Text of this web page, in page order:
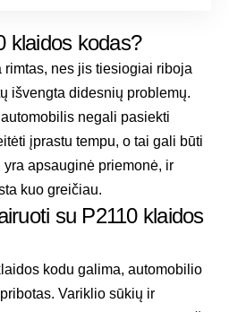
klaidos kodas?
rimtas, nes jis tiesiogiai riboja
išvengta didesnių problemų.
negali pasiekti
įprastu tempu, o tai gali būti
apsauginė priemonė, ir
kuo greičiau.
su P2110 klaidos
kodu galima, automobilio
Variklio sūkių ir